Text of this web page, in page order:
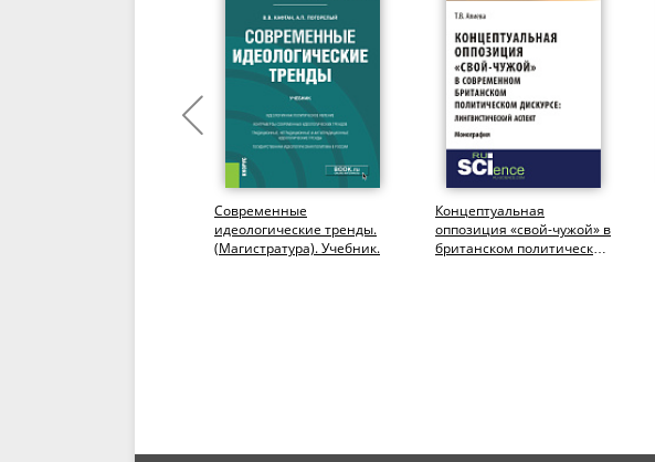
Современные
идеологические тренды.
(Магистратура). Учебник.
Концептуальная
оппозиция «свой-чужой» в
британском политическом